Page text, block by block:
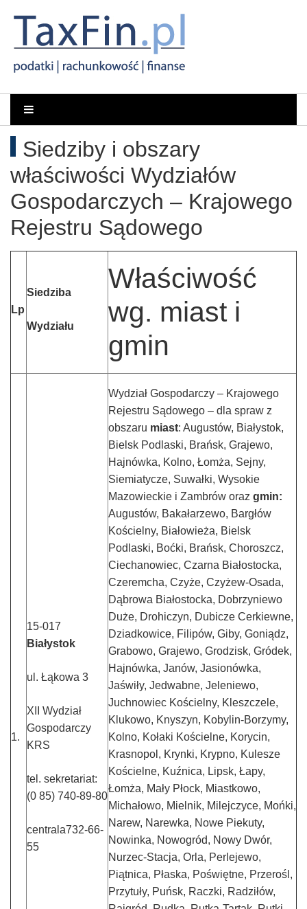
Rachunkowość,
Podatki,
VAT,
Orzeczenia
NSA
WSA
Taxfin.pl
Portal
dla
księgowych
Siedziby i obszary
właściwości Wydziałów
Gospodarczych – Krajowego
Rejestru Sądowego
Lp
Siedziba
Wydziału
Właściwość
wg. miast i
gmin
1.
15-017
Białystok
ul. Łąkowa 3
XII Wydział
Gospodarczy
KRS
tel. sekretariat:
(0 85) 740-89-80
centrala732-66-
55
Wydział Gospodarczy – Krajowego
Rejestru Sądowego – dla spraw z
obszaru miast: Augustów, Białystok,
Bielsk Podlaski, Brańsk, Grajewo,
Hajnówka, Kolno, Łomża, Sejny,
Siemiatycze, Suwałki, Wysokie
Mazowieckie i Zambrów oraz gmin:
Augustów, Bakałarzewo, Bargłów
Kościelny, Białowieża, Bielsk
Podlaski, Boćki, Brańsk, Choroszcz,
Ciechanowiec, Czarna Białostocka,
Czeremcha, Czyże, Czyżew-Osada,
Dąbrowa Białostocka, Dobrzyniewo
Duże, Drohiczyn, Dubicze Cerkiewne,
Dziadkowice, Filipów, Giby, Goniądz,
Grabowo, Grajewo, Grodzisk, Gródek,
Hajnówka, Janów, Jasionówka,
Jaświły, Jedwabne, Jeleniewo,
Juchnowiec Kościelny, Kleszczele,
Klukowo, Knyszyn, Kobylin-Borzymy,
Kolno, Kołaki Kościelne, Korycin,
Krasnopol, Krynki, Krypno, Kulesze
Kościelne, Kuźnica, Lipsk, Łapy,
Łomża, Mały Płock, Miastkowo,
Michałowo, Mielnik, Milejczyce, Mońki,
Narew, Narewka, Nowe Piekuty,
Nowinka, Nowogród, Nowy Dwór,
Nurzec-Stacja, Orla, Perlejewo,
Piątnica, Płaska, Poświętne, Przerośl,
Przytuły, Puńsk, Raczki, Radziłów,